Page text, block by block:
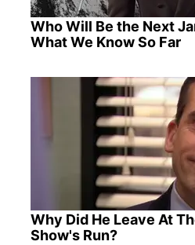
Who Will Be the Next
What We Know So Far
Why Did He Leave At
Show's Run?